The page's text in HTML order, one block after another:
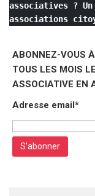
associatives ?
associations
ABONNEZ-VOUS
TOUS LES MOIS
ASSOCIATIVE EN
Adresse email*